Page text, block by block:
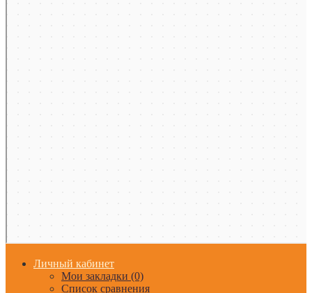
Личный кабинет
Мои закладки (0)
Список сравнения